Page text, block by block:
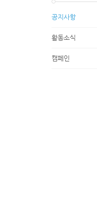
공지사항
활동소식
캠페인